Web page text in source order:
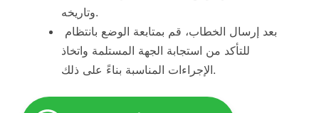
وتاريخه.
للتأكد من استجابة الجهة المستلمة واتخاذ
الإجراءات المناسبة بناءً على ذلك.